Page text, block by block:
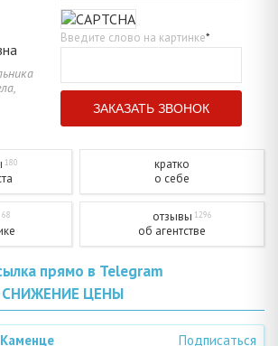
Введите слово на картинке*
180
кратко
о себе
68 отзывы 1296
об агентстве
прямо в Telegram
СНИЖЕНИЕ ЦЕНЫ
Подписаться